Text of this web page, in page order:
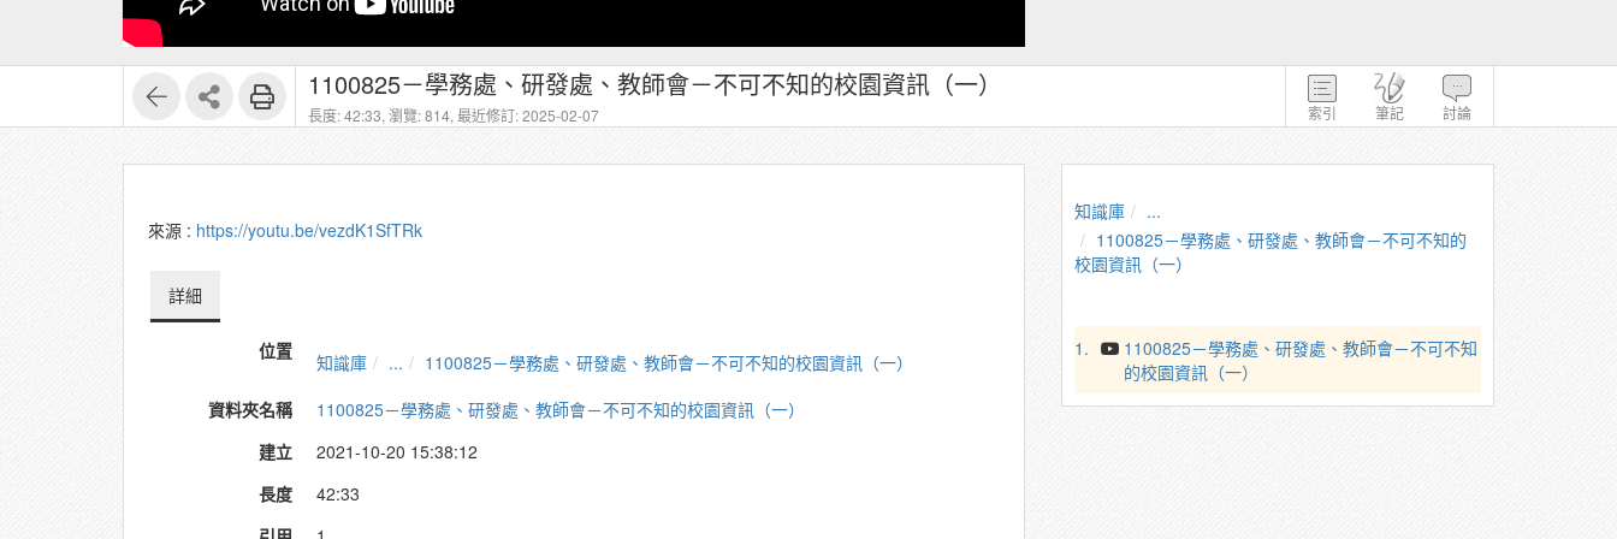
索引 筆記 討論
1100825－學務處、研發處、教師會－不可不知的校園資訊（一）
長度: 42:33, 瀏覽: 814, 最近修訂: 2025-02-07
來源 : https://youtu.be/vezdK1SfTRk
詳細
位置 知識庫 ...
1100825－學務處、研發處、教師會－不可不知的校園資訊（一）
資料夾名稱
1100825－學務處、研發處、教師會－不可不知的校園資訊（一）
建立
2021-10-20 15:38:12
長度
42:33
知識庫
...
1100825－學務處、研發處、教師會－不可不知的
校園資訊（一）
1.
1100825－學務處、研發處、教師會－不可不知
的校園資訊（一）